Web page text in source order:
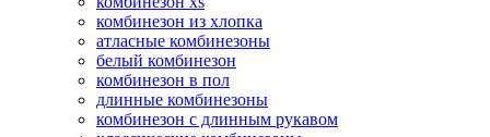
комбинезон из хлопка
атласные комбинезоны
белый комбинезон
комбинезон в пол
длинные комбинезоны
комбинезон с длинным рукавом